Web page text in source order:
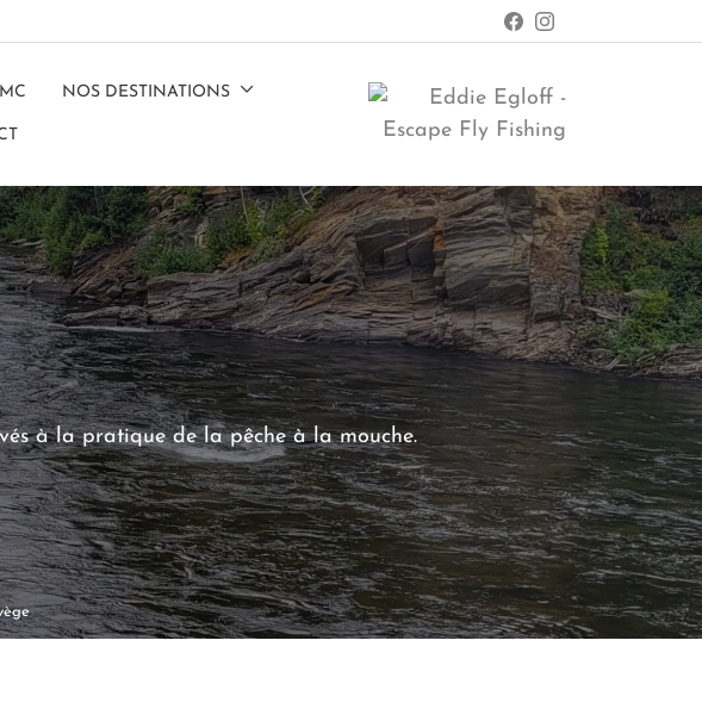
NOS DESTINATIONS
à la pratique de la pêche à la mouche.